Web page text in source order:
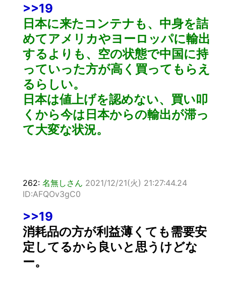
>>19
日本に来たコンテナも、中身を詰
めてアメリカやヨーロッパに輸出
するよりも、空の状態で中国に持
っていった方が高く買ってもらえ
るらしい。
日本は値上げを認めない、買い叩
くから今は日本からの輸出が滞っ
て大変な状況。
262: 名無しさん 2021/12/21(火) 21:27:44.24
ID:AFQOv3gC0
>>19
消耗品の方が利益薄くても需要安
定してるから良いと思うけどな
ー。